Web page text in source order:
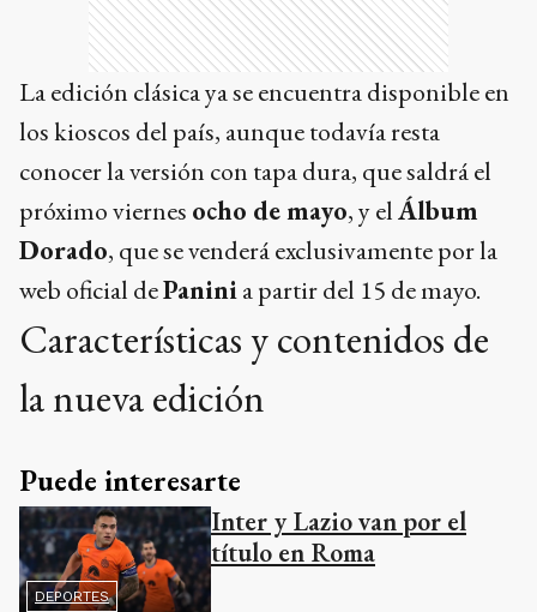
La edición clásica ya se encuentra disponible en
los kioscos del país, aunque todavía resta
conocer la versión con tapa dura, que saldrá el
próximo viernes ocho de mayo, y elÁlbum
Dorado, que se venderá exclusivamente por la
web oficial dePaninia partir del 15 de mayo.
Características y contenidos de
la nueva edición
Puede interesarte
DEPORTES
Inter y Lazio van por el
título en Roma